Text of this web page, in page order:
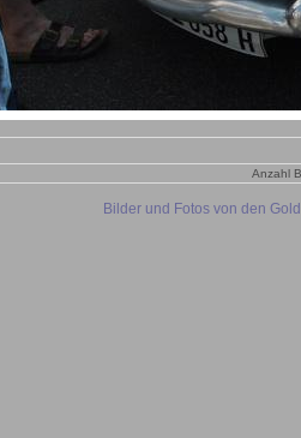
Anzahl
Bilder und Fotos von den